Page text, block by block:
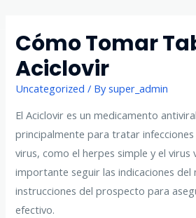
contentCómo Tomar
Aciclovir
Uncategorized / Bysuper_admin
El Aciclovir es un medicamento
principalmente para tratar
virus, como el herpes simple y el virus
importante seguir las indicaciones del
instrucciones del prospecto para
efectivo.